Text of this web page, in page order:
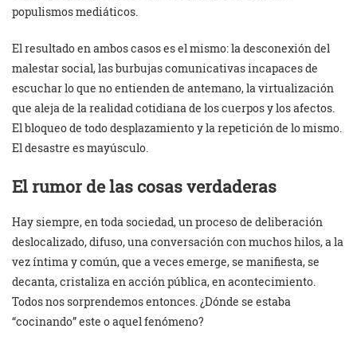
populismos mediáticos.
El resultado en ambos casos es el mismo: la desconexión del
malestar social, las burbujas comunicativas incapaces de
escuchar lo que no entienden de antemano, la virtualización
que aleja de la realidad cotidiana de los cuerpos y los afectos.
El bloqueo de todo desplazamiento y la repetición de lo mismo.
El desastre es mayúsculo.
El rumor de las cosas verdaderas
Hay siempre, en toda sociedad, un proceso de deliberación
deslocalizado, difuso, una conversación con muchos hilos, a la
vez íntima y común, que a veces emerge, se manifiesta, se
decanta, cristaliza en acción pública, en acontecimiento.
Todos nos sorprendemos entonces. ¿Dónde se estaba
“cocinando” este o aquel fenómeno?